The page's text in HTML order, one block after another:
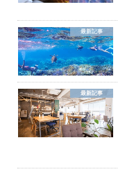
最新記事
最新記事